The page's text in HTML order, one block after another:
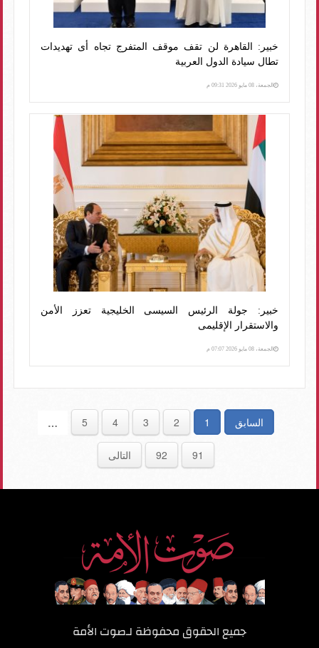
خبير: القاهرة لن تقف موقف المتفرج تجاه أى تهديدات
تطال سيادة الدول العربية
الجمعة، 08 مايو 2026 09:31 م
خبير: جولة الرئيس السيسى الخليجية تعزز الأمن
والاستقرار الإقليمى
الجمعة، 08 مايو 2026 07:07 م
السابق 1
2
3
4
5
…
91
92 التالى
جميع الحقوق محفوظة لـصوت الأمة